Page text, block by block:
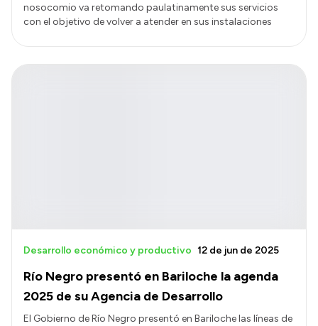
nosocomio va retomando paulatinamente sus servicios
con el objetivo de volver a atender en sus instalaciones
Río Negro presentó en Bariloche la agenda
2025 de su Agencia de Desarrollo
Desarrollo económico y productivo 12 de jun de 2025
El Gobierno de Río Negro presentó en Bariloche las líneas de